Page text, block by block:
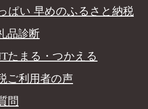
ぱい 早めのふるさと納税
品診断
たまる・つかえる
ご利用者の声
問